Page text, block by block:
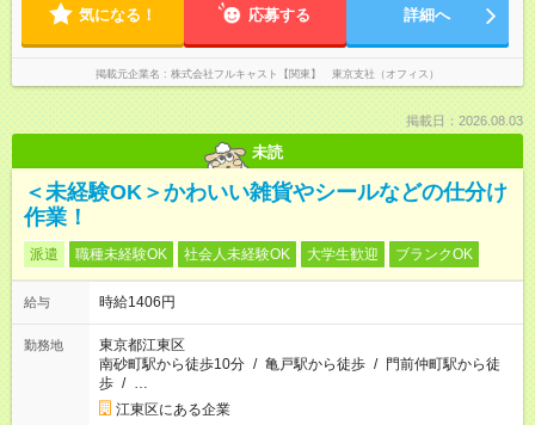
気になる！ 応募する 詳細へ
掲載元企業名 株式会社フルキャスト【関東】 東京支社（オフィス）
掲載日：2026.08.03
未読
＜未経験OK＞かわいい雑貨やシールなどの仕分け
作業！
派遣 職種未経験OK 社会人未経験OK 大学生歓迎 ブランクOK
給与 時給1406円
勤務地
東京都江東区
南砂町駅から徒歩10分 / 亀戸駅から徒歩 / 門前仲町駅から徒
歩 / …
江東区にある企業